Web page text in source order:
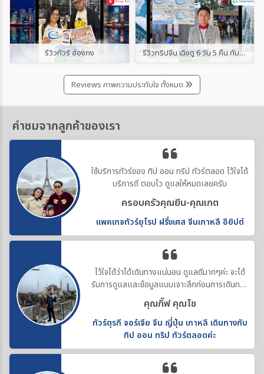
รีวิวทัวร์ ฮ่องกง รีวิวทริปจีน เฉิงตู 6 วัน 5 คืน กับ “ทิป ออน ทริป ทัวร์”
Reviews ภาพความประทับใจ ทั้งหมด
คำชมจากลูกค้าของเรา
ใช้บริการทัวร์ของ ทิป ออน ทริป ทัวร์ตลอด ไว้ใจได้
บริการดี ตอบไว ดูแลให้หมดเลยครับ
ครอบครัวคุณยีน-คุณเกต
แพคเกจทัวร์ยุโรป ฝรั่งเศส จีนเกาหลี อียิปต์
ไว้ใจได้ว่าได้เดินทางแน่นอน ดูแลดีมากๆค่ะ จะได้
รับการดูแลและข้อมูลแบบเจาะลึกก่อนการเดินทาง
ทำให้คอสตูมสวยทุกที่ค่ะ
คุณกิ๊ฟ คุณโช
ทัวร์ตุรกี จอร์เจีย จีน ญี่ปุ่น เกาหลี เดินทางกับ
ทิป ออน ทริป ทัวร์ตลอดค่ะ